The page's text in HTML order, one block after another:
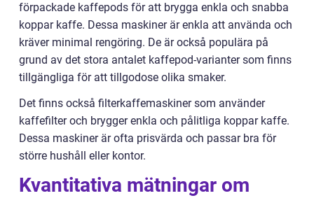
förpackade kaffepods för att brygga enkla och snabba
koppar kaffe. Dessa maskiner är enkla att använda och
kräver minimal rengöring. De är också populära på
grund av det stora antalet kaffepod-varianter som finns
tillgängliga för att tillgodose olika smaker.
Det finns också filterkaffemaskiner som använder
kaffefilter och brygger enkla och pålitliga koppar kaffe.
Dessa maskiner är ofta prisvärda och passar bra för
större hushåll eller kontor.
Kvantitativa mätningar om